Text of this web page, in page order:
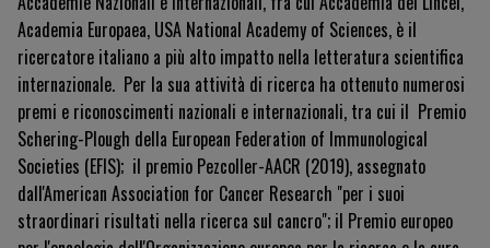
Academia Europaea, USA National Academy of Sciences, è il
ricercatore italiano a più alto impatto nella letteratura scientifica
internazionale. Per la sua attività di ricerca ha ottenuto numerosi
premi e riconoscimenti nazionali e internazionali, tra cui il Premio
Schering-Plough della European Federation of Immunological
Societies (EFIS); il premio Pezcoller-AACR (2019), assegnato
dall'American Association for Cancer Research "per i suoi
straordinari risultati nella ricerca sul cancro"; il Premio europeo